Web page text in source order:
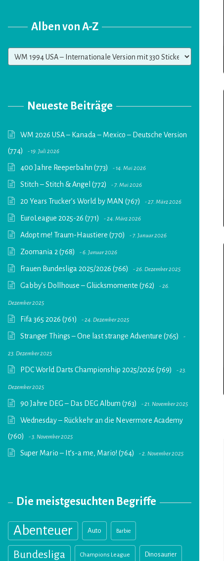
Alben von A-Z
Alben
von
Neueste Beiträge
WM 2026 USA – Kanada – Mexico – Deutsche Version
(774)
19. Juli 2026
400 Jahre Reeperbahn (773) 14. Mai 2026
Stitch – Stitch & Angel (772) 7. Mai 2026
20 Years Trucker’s World by MAN (767) 27. März 2026
EuroLeague 2025-26 (771) 24. März 2026
Adopt me! Traum-Haustiere (770) 7. Januar 2026
Zoomania 2 (768) 6. Januar 2026
Frauen Bundesliga 2025/2026 (766) 26. Dezember 2025
Gabby’s Dollhouse – Glücksmomente (762) 26.
Dezember 2025
Fifa 365 2026 (761) 24. Dezember 2025
Stranger Things – One last strange Adventure (765)
23. Dezember 2025
PDC World Darts Championship 2025/2026 (769) 23.
Dezember 2025
90 Jahre DEG – Das DEG Album (763) 21. November 2025
Wednesday – Rückkehr an die Nevermore Academy
(760)
3. November 2025
Super Mario – It’s-a me, Mario! (764) 2. November 2025
Die meistgesuchten Begriffe
Abenteuer Auto Barbie
Bundesliga Champions League Dinosaurier